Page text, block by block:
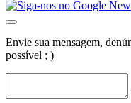
Envie sua mensagem,
possível ; )